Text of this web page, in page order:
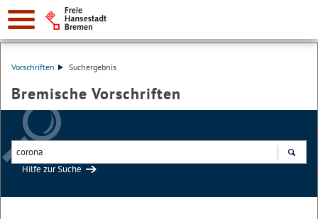
Vorschriften Suchergebnis
Bremische Vorschriften
Hilfe zur Suche